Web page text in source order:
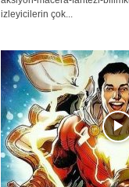
izleyicilerin çok...